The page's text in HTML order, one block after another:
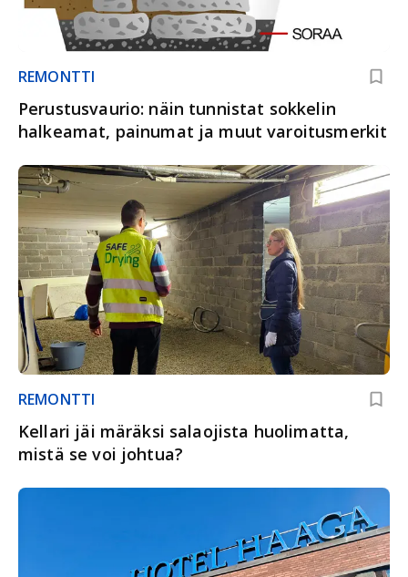
REMONTTI
Perustusvaurio: näin tunnistat sokkelin
halkeamat, painumat ja muut varoitusmerkit
REMONTTI
Kellari jäi märäksi salaojista huolimatta,
mistä se voi johtua?